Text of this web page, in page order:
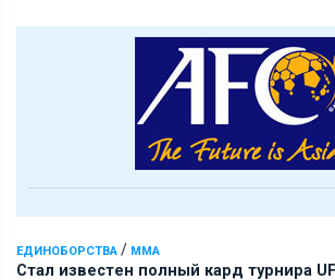
ЕДИНОБОРСТВА / ММА
Стал известен полный кард турнира